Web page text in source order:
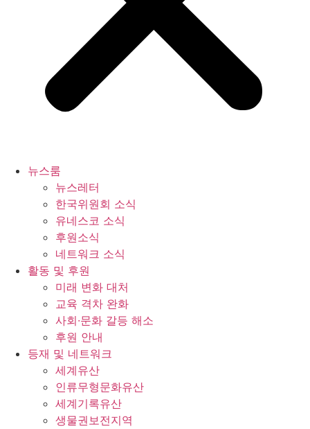
뉴스룸
뉴스레터
한국위원회 소식
유네스코 소식
후원소식
네트워크 소식
활동 및 후원
미래 변화 대처
교육 격차 완화
사회∙문화 갈등 해소
후원 안내
등재 및 네트워크
세계유산
인류무형문화유산
세계기록유산
생물권보전지역